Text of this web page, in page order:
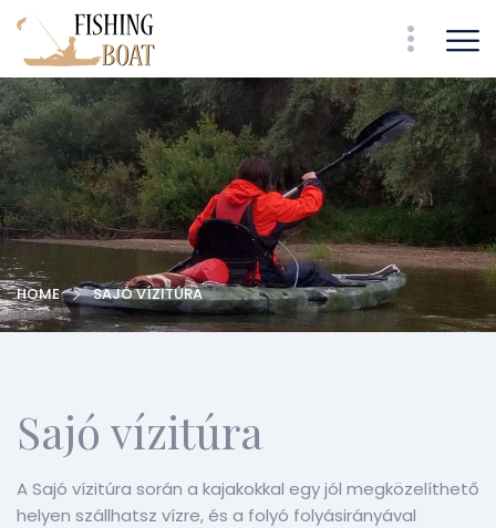
HOME SAJÓ VÍZITÚRA
Sajó vízitúra
A Sajó vízitúra során a kajakokkal egy jól megközelíthető
helyen szállhatsz vízre, és a folyó folyásirányával